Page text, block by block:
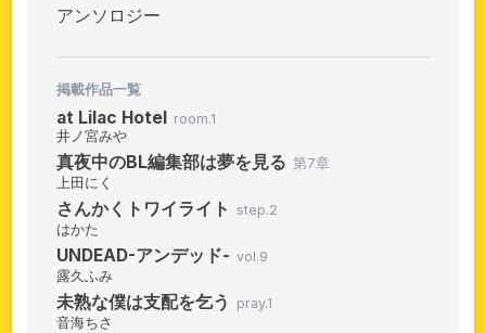
アンソロジー
掲載作品一覧
at Lilac Hotel
room.1
井ノ宮みや
真夜中のBL編集部は夢を見る 第7章
上田にく
さんかくトワイライト
step.2
はかた
UNDEAD-アンデッド- vol.9
露久ふみ
未熟な僕は支配を乞う
pray.1
音海ちさ